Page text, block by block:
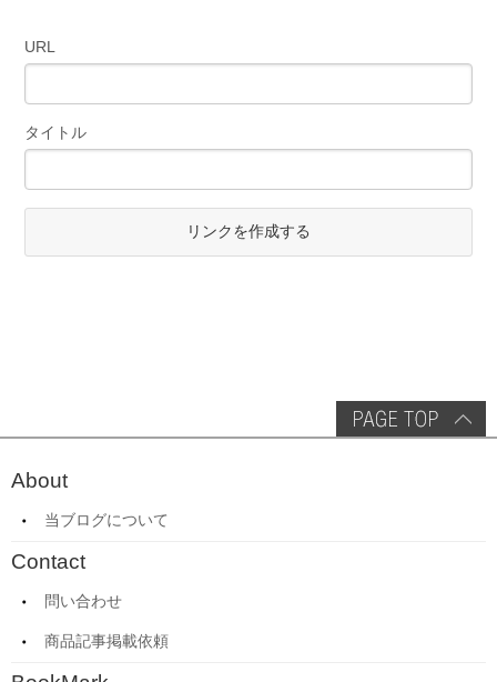
URL
タイトル
リンクを作成する
About
当ブログについて
Contact
問い合わせ
商品記事掲載依頼